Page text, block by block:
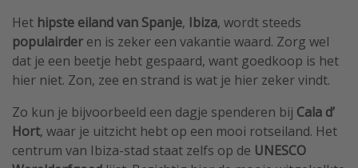
Het hipste eiland van Spanje, Ibiza, wordt steeds
populairder en is zeker een vakantie waard. Zorg wel
dat je een beetje hebt gespaard, want goedkoop is het
hier niet. Zon, zee en strand is wat je hier zeker vindt.
Zo kun je bijvoorbeeld een dagje spenderen bij Cala d’
Hort, waar je uitzicht hebt op een mooi rotseiland. Het
centrum van Ibiza-stad staat zelfs op de UNESCO